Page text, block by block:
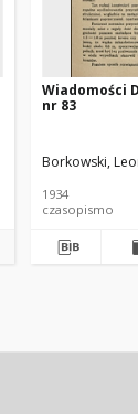
Wiadomości
nr 83
Borkowski,
1934
czasopismo